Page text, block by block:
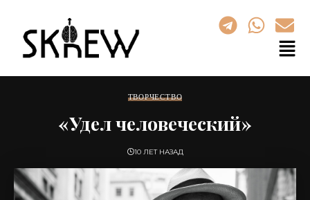
ТВОРЧЕСТВО
«Удел человеческий»
10 ЛЕТ НАЗАД